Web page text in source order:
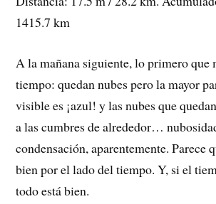
1415.7 km
A la mañana siguiente, lo primero que
tiempo: quedan nubes pero la mayor
visible es ¡azul! y las nubes que
a las cumbres de alrededor…
condensación, aparentemente. Parece
bien por el lado del tiempo. Y, si el
todo está bien.